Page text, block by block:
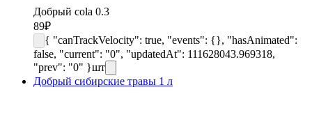
Добрый cola 0.3
89₽
{ "canTrackVelocity": true, "events": {}, "hasAnimated":
false, "current": "0", "updatedAt": 111628043.969318,
"prev": "0" }шт
Добрый сибирские травы 1 л